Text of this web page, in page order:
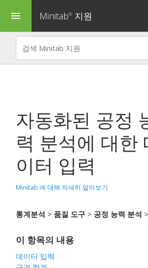
menu Minitab® 지원
자동화된 공정
력 분석에 대한
이터 입력
Minitab 에 대해 자세히 알아보기
통계분석 > 품질 도구 > 공정 능력 분석 >
이 항목의 내용
데이터 입력